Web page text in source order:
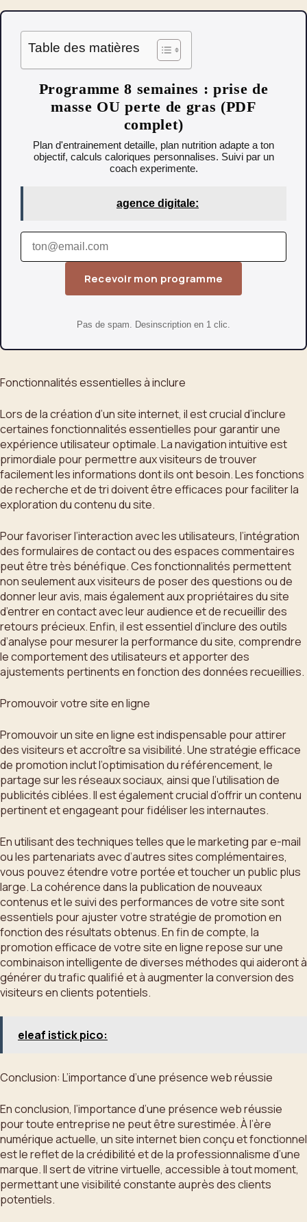
Table des matières
Programme 8 semaines : prise de
masse OU perte de gras (PDF
complet)
Plan d'entrainement detaille, plan nutrition adapte a ton
objectif, calculs caloriques personnalises. Suivi par un
coach experimente.
agence digitale:
Recevoir mon programme
Pas de spam. Desinscription en 1 clic.
Fonctionnalités essentielles à inclure
Lors de la création d’un site internet, il est crucial d’inclure
certaines fonctionnalités essentielles pour garantir une
expérience utilisateur optimale. La navigation intuitive est
primordiale pour permettre aux visiteurs de trouver
facilement les informations dont ils ont besoin. Les fonctions
de recherche et de tri doivent être efficaces pour faciliter la
exploration du contenu du site.
Pour favoriser l’interaction avec les utilisateurs, l’intégration
des formulaires de contact ou des espaces commentaires
peut être très bénéfique. Ces fonctionnalités permettent
non seulement aux visiteurs de poser des questions ou de
donner leur avis, mais également aux propriétaires du site
d’entrer en contact avec leur audience et de recueillir des
retours précieux. Enfin, il est essentiel d’inclure des outils
d’analyse pour mesurer la performance du site, comprendre
le comportement des utilisateurs et apporter des
ajustements pertinents en fonction des données recueillies.
Promouvoir votre site en ligne
Promouvoir un site en ligne est indispensable pour attirer
des visiteurs et accroître sa visibilité. Une stratégie efficace
de promotion inclut l’optimisation du référencement, le
partage sur les réseaux sociaux, ainsi que l’utilisation de
publicités ciblées. Il est également crucial d’offrir un contenu
pertinent et engageant pour fidéliser les internautes.
En utilisant des techniques telles que le marketing par e-mail
ou les partenariats avec d’autres sites complémentaires,
vous pouvez étendre votre portée et toucher un public plus
large. La cohérence dans la publication de nouveaux
contenus et le suivi des performances de votre site sont
essentiels pour ajuster votre stratégie de promotion en
fonction des résultats obtenus. En fin de compte, la
promotion efficace de votre site en ligne repose sur une
combinaison intelligente de diverses méthodes qui aideront à
générer du trafic qualifié et à augmenter la conversion des
visiteurs en clients potentiels.
eleaf istick pico:
Conclusion: L’importance d’une présence web réussie
En conclusion, l’importance d’une présence web réussie
pour toute entreprise ne peut être surestimée. À l’ère
numérique actuelle, un site internet bien conçu et fonctionnel
est le reflet de la crédibilité et de la professionnalisme d’une
marque. Il sert de vitrine virtuelle, accessible à tout moment,
permettant une visibilité constante auprès des clients
potentiels.